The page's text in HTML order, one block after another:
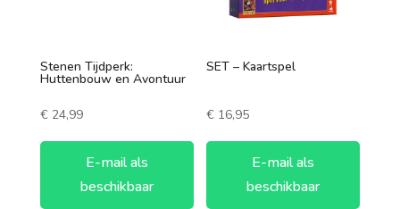
Stenen Tijdperk:
Huttenbouw en Avontuur
€24,99
E-mail als
beschikbaar
SET – Kaartspel
€ 16,95
E-mail als
beschikbaar